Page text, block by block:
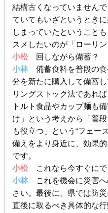
結構古くなっていません
ていてもいざというとき
しまっていたということ
スメしたいのが「ローリ
小松回しながら備蓄？
小林備蓄食料を普段の食
分を新たに購入して備蓄
リングストック法であれ
トルト食品やカップ麺も
け」という考えから「普
も役立つ」という“フェー
備えをより身近に、効果
です。
小松これなら今すぐにで
小林これを機会に災害へ
さい。最後に、県では防
直後に取るべき具体的な